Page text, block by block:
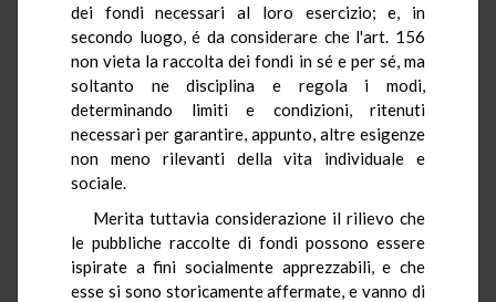
dei fondi necessari al loro esercizio; e, in
secondo luogo, é da considerare che l'art. 156
non vieta la raccolta dei fondi in sé e per sé, ma
soltanto ne disciplina e regola i modi,
determinando limiti e condizioni, ritenuti
necessari per garantire, appunto, altre esigenze
non meno rilevanti della vita individuale e
sociale.
Merita tuttavia considerazione il rilievo che
le pubbliche raccolte di fondi possono essere
ispirate a fini socialmente apprezzabili, e che
esse si sono storicamente affermate, e vanno di